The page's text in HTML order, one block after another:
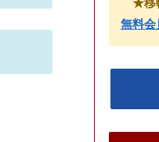
★移
無料会